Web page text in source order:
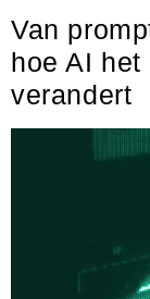
Van
hoe AI
verandert